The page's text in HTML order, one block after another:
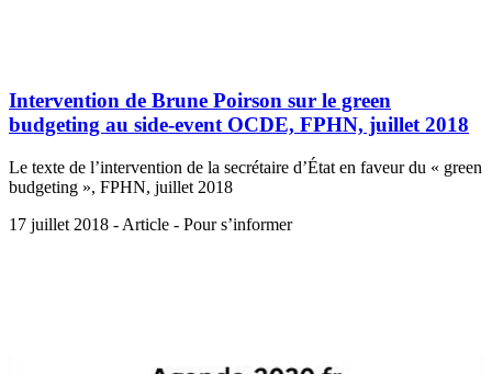
Intervention de Brune Poirson sur le green
budgeting au side-event OCDE, FPHN, juillet 2018
Le texte de l’intervention de la secrétaire d’État en faveur du « green
budgeting », FPHN, juillet 2018
17 juillet 2018 - Article - Pour s’informer